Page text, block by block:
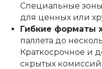
Специальные
для ценных или
Гибкие форматы
паллета до
Краткосрочное и
скрытых комиссий.